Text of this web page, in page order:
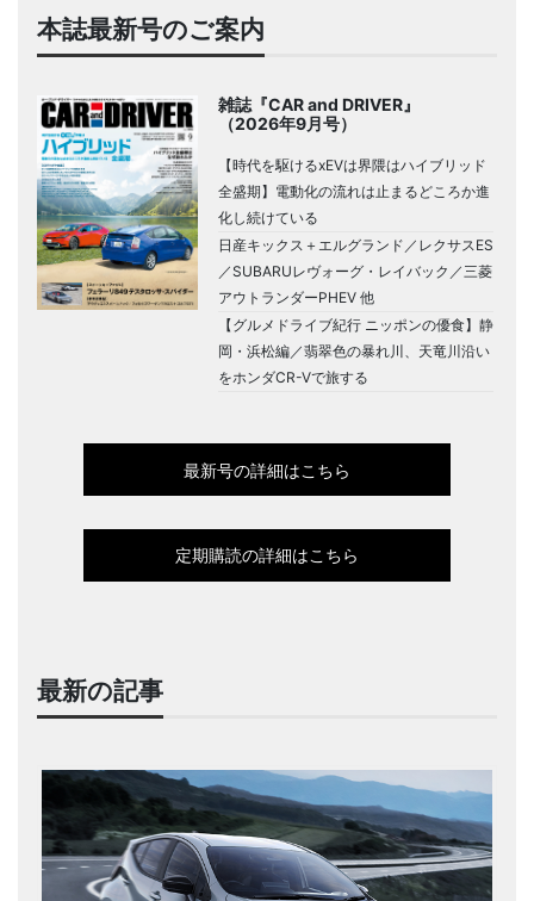
本誌最新号のご案内
雑誌『CAR and DRIVER』
（2026年9月号）
【時代を駆けるxEVは界隈はハイブリッド
全盛期】電動化の流れは止まるどころか進
化し続けている
日産キックス＋エルグランド／レクサスES
／SUBARUレヴォーグ・レイバック／三菱
アウトランダーPHEV 他
【グルメドライブ紀行 ニッポンの優食】静
岡・浜松編／翡翠色の暴れ川、天竜川沿い
をホンダCR-Vで旅する
最新号の詳細はこちら
定期購読の詳細はこちら
最新の記事